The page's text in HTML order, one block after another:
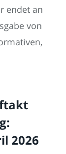
endet an
von
2026